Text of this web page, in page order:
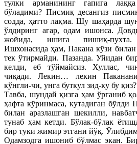
тулки арманининг гапига
бўладими? Писмиқ десангиз
содда, ҳатто лақма. Шу шаҳарда
ўлдиринг агар, одам ишонса.
жойида, ишига пишиқ-пухта.
Ишхонасида ҳам, Пакана кўзи
тек ўтирмайди. Пазанда. Уйидан
келди, еб тўймайсиз. Хуллас,
чиқади. Лекин… лекин
кўнгли-чи, унга буткул зид-ку бу
Тавба, шундай қизга ҳам ўрганиб
ҳафта кўринмаса, кутадиган бўлди
билан аразлашган шекилли,
тунаб ҳам кетди. Бўлак-бўлак
бир туки жимир этгани йўқ.
Одамзодга ишониб бўлмас экан.